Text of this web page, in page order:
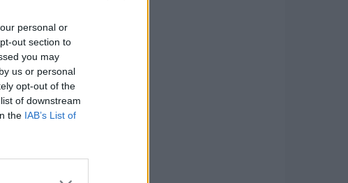
personal or
out section to
you may
us or personal
opt-out of the
of downstream
the IAB’s List of